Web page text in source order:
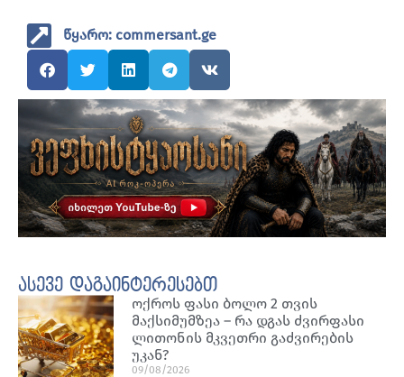
წყარო: commersant.ge
ასევე დაგაინტერესებთ
ოქროს ფასი ბოლო 2 თვის
მაქსიმუმზეა – რა დგას ძვირფასი
ლითონის მკვეთრი გაძვირების
უკან?
09/08/2026